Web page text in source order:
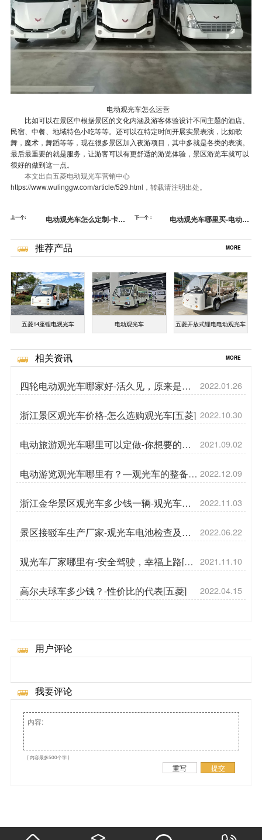
电动观光车怎么运营
比如可以在景区中根据景区的文化内涵及游客体验设计不同主题的酒店、
民宿、中餐、地域特色小吃等等。还可以在特定时间开展实景表演，比如歌
舞，魔术，舞蹈等等，现在很多景区加入夜游项目，其中多就是各类的表演。
最后最重要的就是服务，让游客可以有更舒适的游览体验，景区游览车就可以
很好的做到这一点。
本文出自五菱电动观光车营销中心
https://www.wulinggw.com/article/529.html ，转载请注明出处。
上一个:
电动观光车怎么定制-卡通
下一个：
电动观光车哪里买-电动观
推荐产品 MORE
五菱14座锂电观光车 电动观光车 五菱开放式锂电电动观光车
相关资讯 MORE
四轮电动观光车哪家好-活久见，原来是这
样定价的[五菱]
2022.01.26
浙江景区观光车价格-怎么选购观光车[五菱] 2022.10.30
电动旅游观光车哪里可以定做-你想要的我
都有[五菱]
2021.09.02
电动游览观光车哪里有？—观光车的整备质
量是指什么[五菱]
2022.12.09
浙江金华景区观光车多少钱一辆-观光车安
全须知[五菱]
2022.11.03
景区接驳车生产厂家-观光车电池检查及保
养[五菱]
2022.06.22
观光车厂家哪里有-安全驾驶，幸福上路[五
菱]
2021.11.10
高尔夫球车多少钱？-性价比的代表[五菱] 2022.04.15
用户评论
我要评论
( 内容最多500个字 )
重写 提交